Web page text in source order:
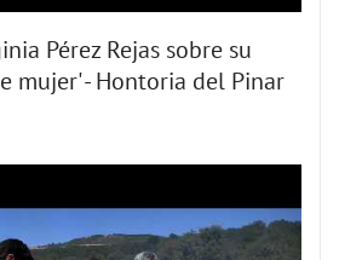
Pérez Rejas sobre su
mujer' - Hontoria del Pinar